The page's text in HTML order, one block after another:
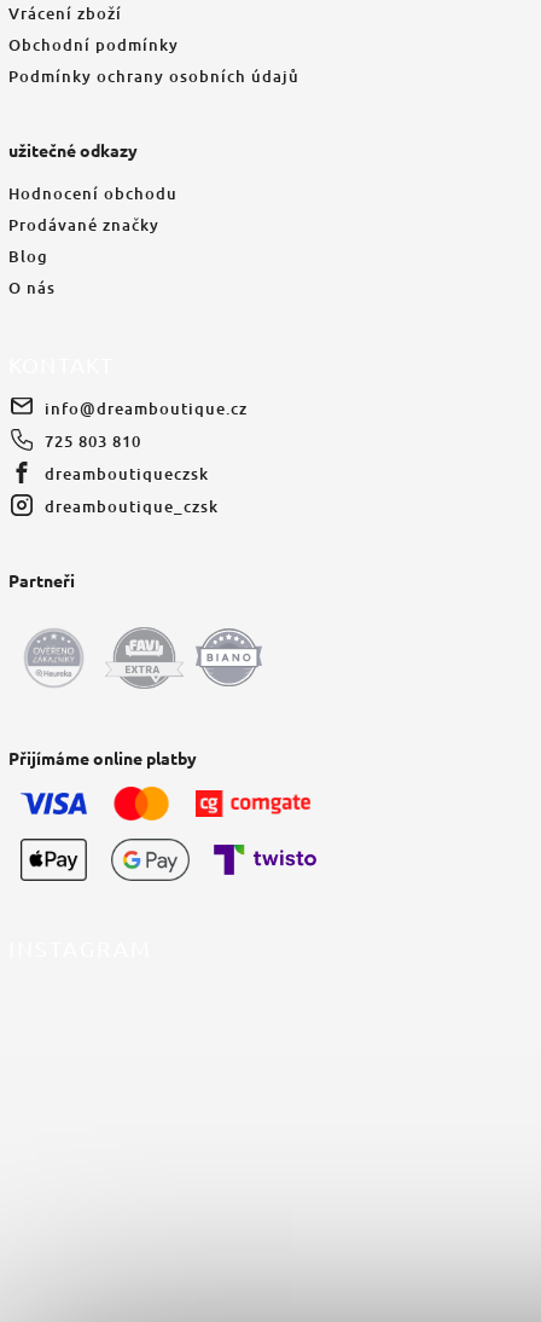
Vrácení zboží
Obchodní podmínky
Podmínky ochrany osobních údajů
užitečné odkazy
Hodnocení obchodu
Prodávané značky
Blog
O nás
info@dreamboutique.cz
725 803 810
dreamboutiqueczsk
dreamboutique_czsk
Partneři
Přijímáme online platby